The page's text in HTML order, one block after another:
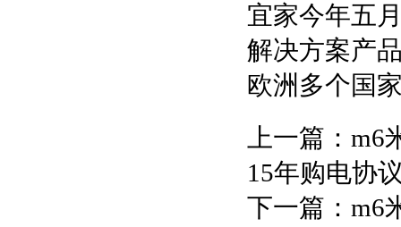
宜家今年五
解决方案产
欧洲多个国
上一篇： m6
15年购电协
下一篇： m6